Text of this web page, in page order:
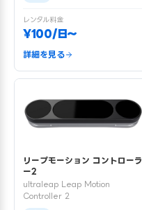
レンタル料金
¥100/日〜
詳細を見る
リープモーション コントローラ
ー2
ultraleap Leap Motion
Controller 2